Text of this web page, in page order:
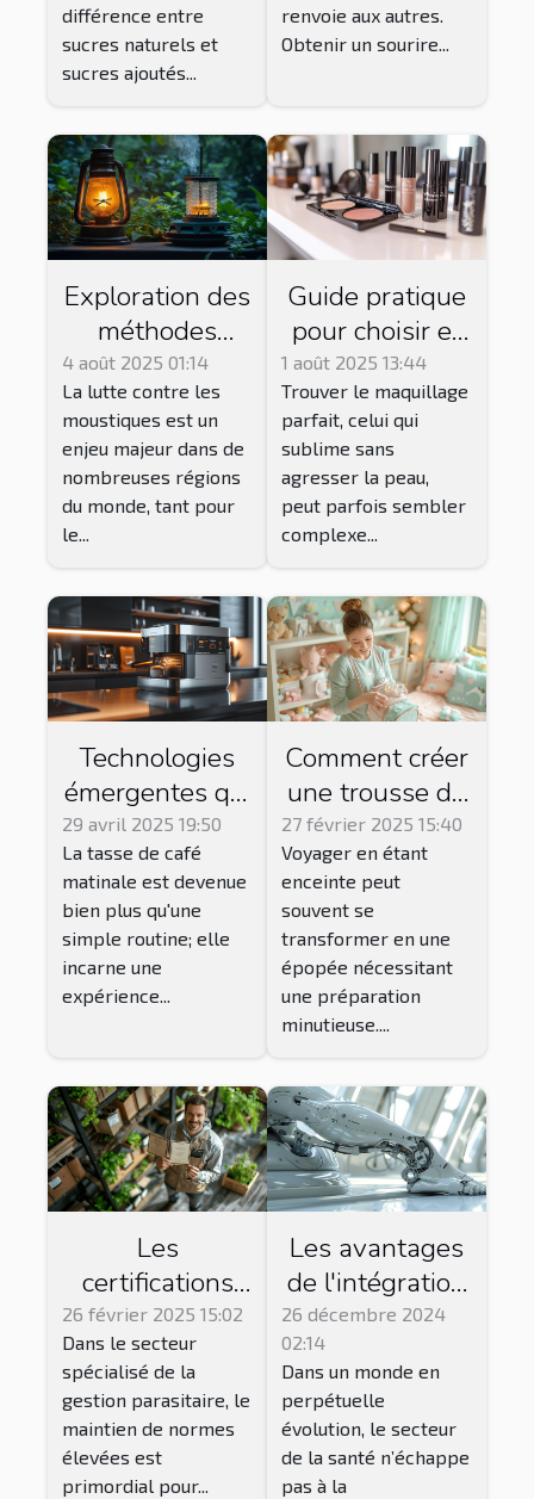
différence entre
sucres naturels et
sucres ajoutés...
renvoie aux autres.
Obtenir un sourire...
Exploration des
méthodes
traditionnelles
et modernes de
lutte contre les
moustiques
4 août 2025 01:14
La lutte contre les
moustiques est un
enjeu majeur dans de
nombreuses régions
du monde, tant pour
le...
Guide pratique
pour choisir et
acheter du
maquillage
Younique
adapté à votre
peau
1 août 2025 13:44
Trouver le maquillage
parfait, celui qui
sublime sans
agresser la peau,
peut parfois sembler
complexe...
Technologies
émergentes qui
transforment
l'expérience du
café
29 avril 2025 19:50
La tasse de café
matinale est devenue
bien plus qu'une
simple routine; elle
incarne une
expérience...
Comment créer
une trousse de
secours idéale
pour les futures
mamans en
voyage
27 février 2025 15:40
Voyager en étant
enceinte peut
souvent se
transformer en une
épopée nécessitant
une préparation
minutieuse....
Les
certifications
essentielles
pour les
entreprises de
gestion
parasitaire
26 février 2025 15:02
Dans le secteur
spécialisé de la
gestion parasitaire, le
maintien de normes
élevées est
primordial pour...
Les avantages
de l'intégration
des solutions
numériques en
orthopédie et
podologie
26 décembre 2024
02:14
Dans un monde en
perpétuelle
évolution, le secteur
de la santé n’échappe
pas à la